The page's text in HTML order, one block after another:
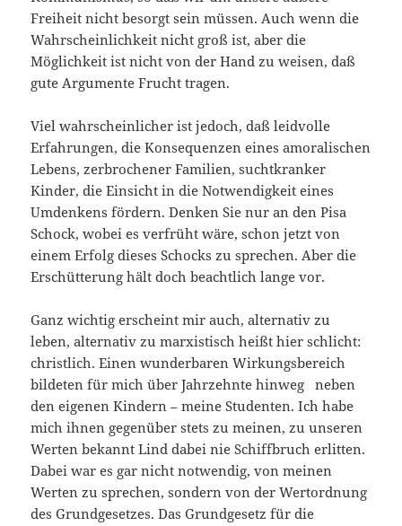
Freiheit nicht besorgt sein müssen. Auch wenn die
Wahrscheinlichkeit nicht groß ist, aber die
Möglichkeit ist nicht von der Hand zu weisen, daß
gute Argumente Frucht tragen.
Viel wahrscheinlicher ist jedoch, daß leidvolle
Erfahrungen, die Konsequenzen eines amoralischen
Lebens, zerbrochener Familien, suchtkranker
Kinder, die Einsicht in die Notwendigkeit eines
Umdenkens fördern. Denken Sie nur an den Pisa
Schock, wobei es verfrüht wäre, schon jetzt von
einem Erfolg dieses Schocks zu sprechen. Aber die
Erschütterung hält doch beachtlich lange vor.
Ganz wichtig erscheint mir auch, alternativ zu
leben, alternativ zu marxistisch heißt hier schlicht:
christlich. Einen wunderbaren Wirkungsbereich
bildeten für mich über Jahrzehnte hinweg neben
den eigenen Kindern – meine Studenten. Ich habe
mich ihnen gegenüber stets zu meinen, zu unseren
Werten bekannt Lind dabei nie Schiffbruch erlitten.
Dabei war es gar nicht notwendig, von meinen
Werten zu sprechen, sondern von der Wertordnung
des Grundgesetzes. Das Grundgesetz für die